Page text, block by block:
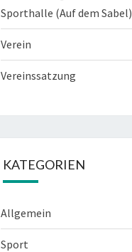
Sporthalle (Auf dem Sabel)
Verein
Vereinssatzung
KATEGORIEN
Allgemein
Sport